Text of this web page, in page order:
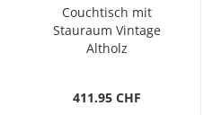
Couchtisch mit
Stauraum Vintage
Altholz
411.95 CHF